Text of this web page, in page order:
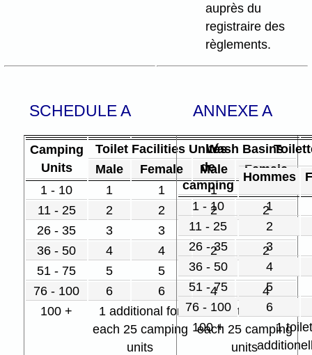
auprès du
registraire des
règlements.
SCHEDULE A
Camping
Units
Toilet Facilities
Wash Basins
Male
Female Male
Female
1 - 10
1 1 1
11 - 25
2 2 2
2
26 - 35
3 3 2
2
36 - 50
4 4 2
2
51 - 75
5 5 3
3
76 - 100
6 6 4
4
100 +
1 additional for
each 25 camping
units
1 additional for
each 25 camping
units
ANNEXE A
Unités
de
camping
Hommes
1 - 10
1
11 - 25
2
26 - 35
3
36 - 50
4
51 - 75
5
76 - 100
6
100 +
1